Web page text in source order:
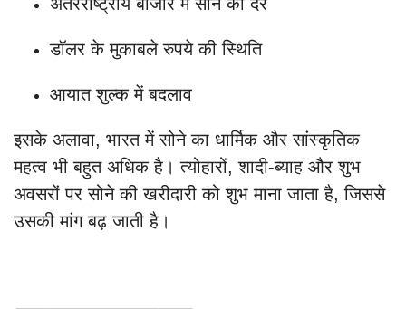
डॉलर के मुकाबले रुपये की स्थिति
आयात शुल्क में बदलाव
इसके अलावा, भारत में सोने का धार्मिक और सांस्कृतिक
महत्व भी बहुत अधिक है। त्योहारों, शादी-ब्याह और शुभ
अवसरों पर सोने की खरीदारी को शुभ माना जाता है, जिससे
उसकी मांग बढ़ जाती है।